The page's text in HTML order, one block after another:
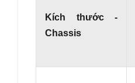
Kích thước -
Chassis